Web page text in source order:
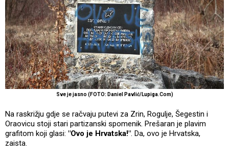
Sve je jasno (FOTO: Daniel Pavlić/Lupiga.Com)
Na raskrižju gdje se račvaju putevi za Zrin, Rogulje, Šegestin i
Oraovicu stoji stari partizanski spomenik. Prešaran je plavim
grafitom koji glasi: "Ovo je Hrvatska!". Da, ovo je Hrvatska,
zaista.